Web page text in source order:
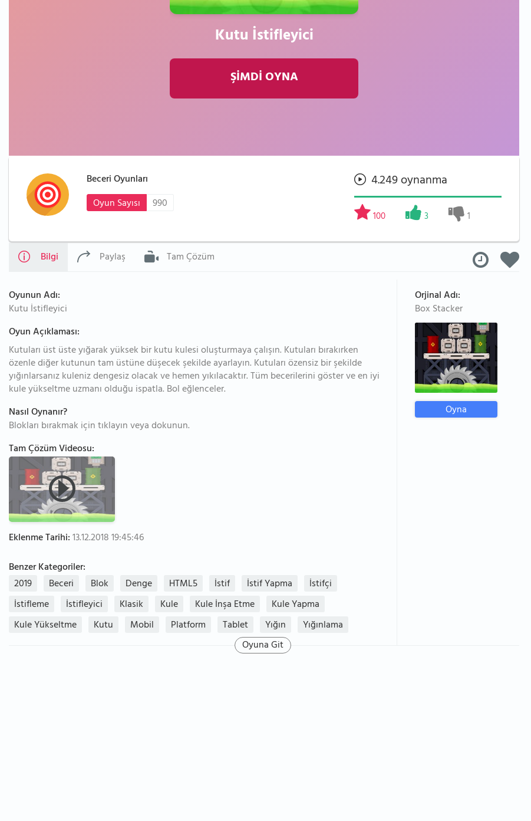
Kutu İstifleyici
ŞİMDİ OYNA
Beceri Oyunları
Oyun Sayısı
990
4.249 oynanma
100 3 1
Bilgi Paylaş Tam Çözüm
Oyunun Adı:
Kutu İstifleyici
Oyun Açıklaması:
Kutuları üst üste yığarak yüksek bir kutu kulesi oluşturmaya çalışın. Kutuları bırakırken
özenle diğer kutunun tam üstüne düşecek şekilde ayarlayın. Kutuları özensiz bir şekilde
yığınlarsanız kuleniz dengesiz olacak ve hemen yıkılacaktır. Tüm becerilerini göster ve en iyi
kule yükseltme uzmanı olduğu ispatla. Bol eğlenceler.
Nasıl Oynanır?
Blokları bırakmak için tıklayın veya dokunun.
Tam Çözüm Videosu:
Eklenme Tarihi:13.12.2018 19:45:46
Benzer Kategoriler:
2019
Beceri Blok Denge HTML5 İstif İstif Yapma
İstifçi
İstifleme
İstifleyici Klasik Kule Kule İnşa Etme
Kule Yapma
Kule Yükseltme
Kutu Mobil Platform Tablet Yığın Yığınlama
Orjinal Adı:
Box Stacker
Oyna
Oyuna Git